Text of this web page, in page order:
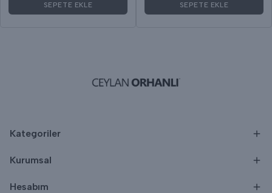
SEPETE EKLE SEPETE EKLE
Kategoriler
Kurumsal
Hesabım